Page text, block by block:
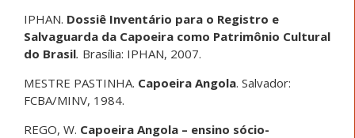
IPHAN. Dossiê Inventário para o Registro e
Salvaguarda da Capoeira como Patrimônio Cultural
do Brasil. Brasília: IPHAN, 2007.
MESTRE PASTINHA. Capoeira Angola. Salvador:
FCBA/MINV, 1984.
REGO, W. Capoeira Angola – ensino sócio-